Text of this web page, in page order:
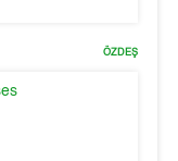
ÖZDEŞ